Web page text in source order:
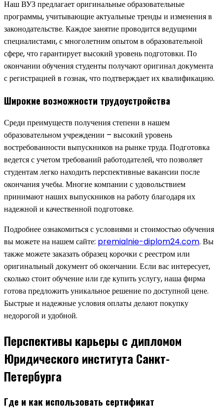
Наш ВУЗ предлагает оригинальные образовательные
программы, учитывающие актуальные тренды и изменения в
законодательстве. Каждое занятие проводится ведущими
специалистами, с многолетним опытом в образовательной
сфере, что гарантирует высокий уровень подготовки. По
окончании обучения студенты получают оригинал документа
с регистрацией в гознак, что подтверждает их квалификацию.
Широкие возможности трудоустройства
Среди преимуществ получения степени в нашем
образовательном учреждении – высокий уровень
востребованности выпускников на рынке труда. Подготовка
ведется с учетом требований работодателей, что позволяет
студентам легко находить перспективные вакансии после
окончания учебы. Многие компании с удовольствием
принимают наших выпускников на работу благодаря их
надежной и качественной подготовке.
Подробнее ознакомиться с условиями и стоимостью обучения
вы можете на нашем сайте: premialnie-diplom24.com. Вы
также можете заказать образец корочки с реестром или
оригинальный документ об окончании. Если вас интересует,
сколько стоит обучение или где купить услугу, наша фирма
готова предложить уникальное решение по доступной цене.
Быстрые и надежные условия оплаты делают покупку
недорогой и удобной.
Перспективы карьеры с дипломом
Юридического института Санкт-
Петербурга
Где и как использовать сертификат